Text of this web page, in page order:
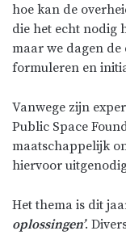
hoe kan de
die het echt nodig
maar we dagen de
formuleren en
Vanwege zijn
Public Space
maatschappelijk
hiervoor
Het thema is dit
oplossingen’.